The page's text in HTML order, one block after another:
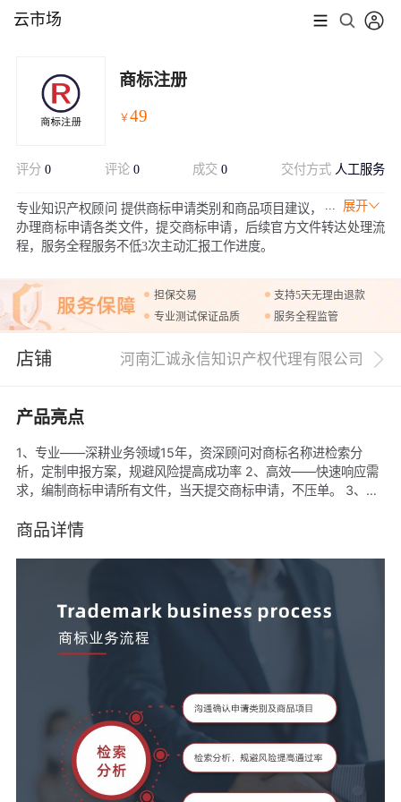
云市场
商标注册
￥49
评分 0 评论 0 成交0 交付方式 人工服务
展开
专业知识产权顾问 提供商标申请类别和商品项目建议，
办理商标申请各类文件，提交商标申请，后续官方文件转达处理流
程，服务全程服务不低3次主动汇报工作进度。
担保交易
支持5天无理由退款
专业测试保证品质
服务全程监管
店铺 河南汇诚永信知识产权代理有限公司
产品亮点
1、专业——深耕业务领域15年，资深顾问对商标名称进检索分
析，定制申报方案，规避风险提高成功率 2、高效——快速响应需
求，编制商标申请所有文件，当天提交商标申请，不压单。 3、可
发票，服务全程有监管 4 、质保——质保10年，商标有效期10
商品详情